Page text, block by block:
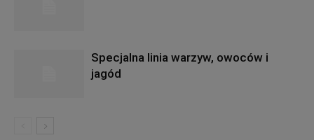
Specjalna linia warzyw, owoców i
jagód